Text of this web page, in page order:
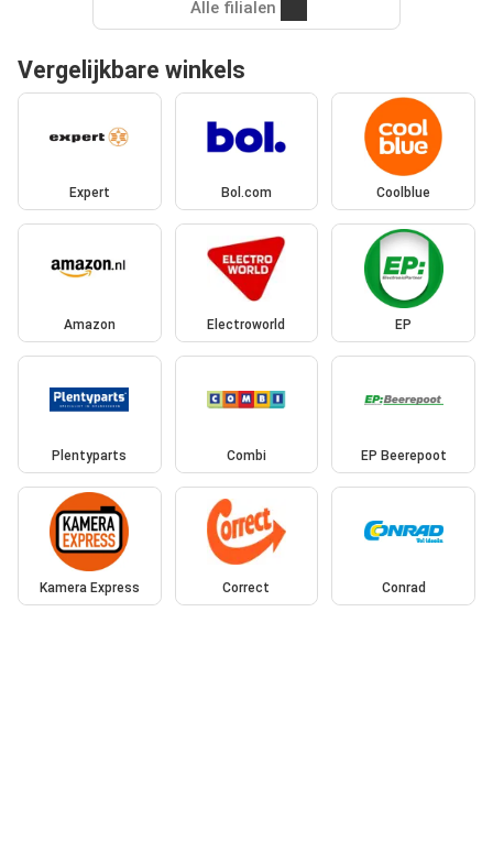
Alle filialen
Vergelijkbare winkels
Expert Bol.com Coolblue
Amazon Electroworld EP
Plentyparts Combi EP Beerepoot
Kamera Express Correct Conrad